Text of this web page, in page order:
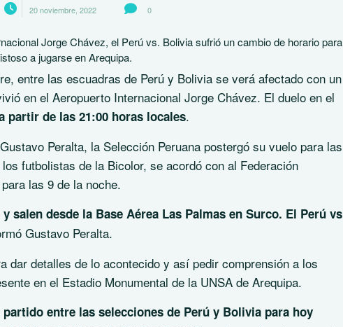
20 noviembre, 2022 0
Jorge Chávez, el Perú vs. Bolivia sufrió un cambio de horario para
a jugarse en Arequipa.
entre las escuadras de Perú y Bolivia se verá afectado con un
en el Aeropuerto Internacional Jorge Chávez. El duelo en el
partir de las 21:00 horas locales.
Peralta, la Selección Peruana postergó su vuelo para las
futbolistas de la Bicolor, se acordó con al Federación
las 9 de la noche.
salen desde la Base Aérea Las Palmas en Surco. El Perú vs
Gustavo Peralta.
dar detalles de lo acontecido y así pedir comprensión a los
en el Estadio Monumental de la UNSA de Arequipa.
entre las selecciones de Perú y Bolivia para hoy